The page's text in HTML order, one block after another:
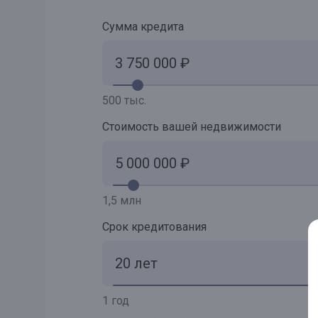
Сумма кредита
500 тыс.
Стоимость вашей недвижимости
1,5 млн
Срок кредитования
1 год